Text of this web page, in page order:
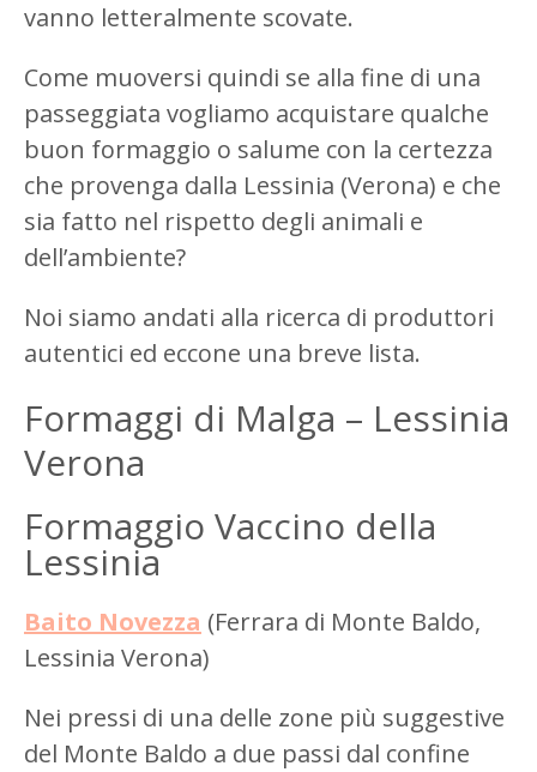
vanno letteralmente scovate.
Come muoversi quindi se alla fine di una
passeggiata vogliamo acquistare qualche
buon formaggio o salume con la certezza
che provenga dalla Lessinia (Verona) e che
sia fatto nel rispetto degli animali e
dell’ambiente?
Noi siamo andati alla ricerca di produttori
autentici ed eccone una breve lista.
Formaggi di Malga – Lessinia
Verona
Formaggio Vaccino della
Lessinia
Baito Novezza (Ferrara di Monte Baldo,
Lessinia Verona)
Nei pressi di una delle zone più suggestive
del Monte Baldo a due passi dal confine